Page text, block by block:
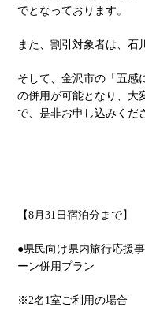
TEL：076-214-
follow
TEL：076-214-
follow
でとなっております。
また、割引対象者は、石
そして、金沢市の「五感
の併用が可能となり、大
で、是非お申し込みくだ
【8月31日宿泊分まで】
●県民向け県内旅行応援
ーン併用プラン
※2名1室ご利用の場合